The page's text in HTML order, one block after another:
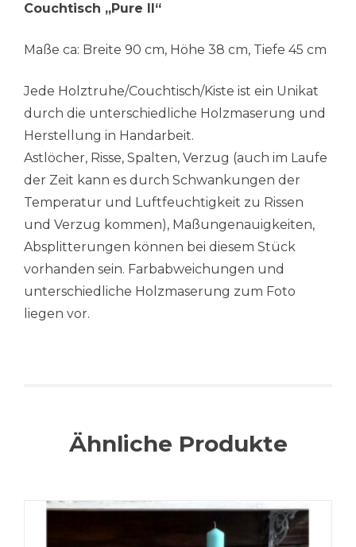
Couchtisch „Pure II“
Maße ca: Breite 90 cm, Höhe 38 cm, Tiefe 45 cm
Jede Holztruhe/Couchtisch/Kiste ist ein Unikat
durch die unterschiedliche Holzmaserung und
Herstellung in Handarbeit.
Astlöcher, Risse, Spalten, Verzug (auch im Laufe
der Zeit kann es durch Schwankungen der
Temperatur und Luftfeuchtigkeit zu Rissen
und Verzug kommen), Maßungenauigkeiten,
Absplitterungen können bei diesem Stück
vorhanden sein. Farbabweichungen und
unterschiedliche Holzmaserung zum Foto
liegen vor.
Ähnliche Produkte